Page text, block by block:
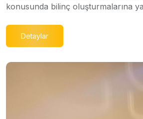
konusunda bilinç oluşturmalarına
Detaylar